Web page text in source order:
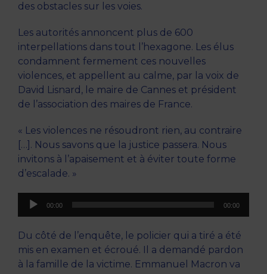
des obstacles sur les voies.
Les autorités annoncent plus de 600
interpellations dans tout l’hexagone. Les élus
condamnent fermement ces nouvelles
violences, et appellent au calme, par la voix de
David Lisnard, le maire de Cannes et président
de l’association des maires de France.
« Les violences ne résoudront rien, au contraire
[…]. Nous savons que la justice passera. Nous
invitons à l’apaisement et à éviter toute forme
d’escalade. »
Lecteur
00:00 00:00
Du côté de l’enquête, le policier qui a tiré a été
mis en examen et écroué. Il a demandé pardon
à la famille de la victime. Emmanuel Macron va